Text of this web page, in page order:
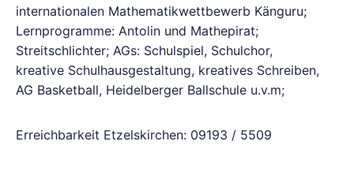
internationalen Mathematikwettbewerb Känguru;
Lernprogramme: Antolin und Mathepirat;
Streitschlichter; AGs: Schulspiel, Schulchor,
kreative Schulhausgestaltung, kreatives Schreiben,
AG Basketball, Heidelberger Ballschule u.v.m;
Erreichbarkeit Etzelskirchen: 09193 / 5509